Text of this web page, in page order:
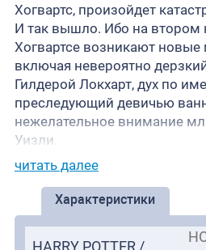
Хогвартс, произойдет
И так вышло. Ибо на втором
Хогвартсе возникают
включая невероятно
Гилдерой Локхарт, дух по
преследующий девичью
нежелательное внимание
Уизли.
читать далее
Характеристики
HARRY POTTER /